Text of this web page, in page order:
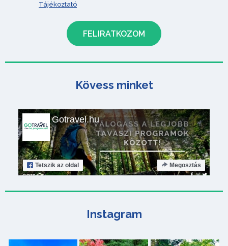
Tájékoztató
Kövess minket
Gotravel.hu
Tetszik az oldal Megosztás
Instagram